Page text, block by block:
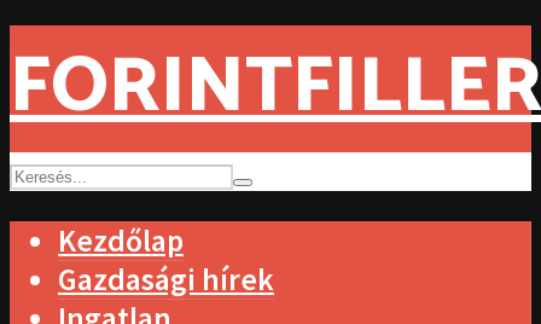
Kezdőlap
Gazdasági hírek